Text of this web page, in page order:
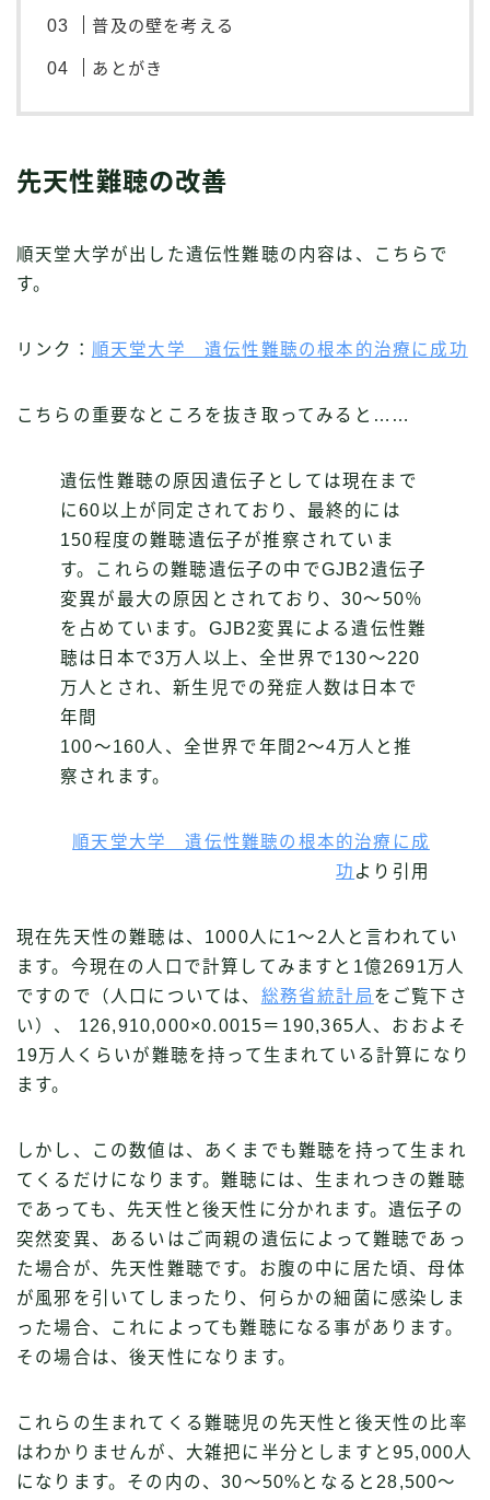
普及の壁を考える
あとがき
先天性難聴の改善
順天堂大学が出した遺伝性難聴の内容は、こちらで
す。
リンク： 順天堂大学 遺伝性難聴の根本的治療に成功
こちらの重要なところを抜き取ってみると……
遺伝性難聴の原因遺伝子としては現在まで
に60以上が同定されており、最終的には
150程度の難聴遺伝子が推察されていま
す。これらの難聴遺伝子の中でGJB2遺伝子
変異が最大の原因とされており、30～50％
を占めています。GJB2変異による遺伝性難
聴は日本で3万人以上、全世界で130～220
万人とされ、新生児での発症人数は日本で
年間
100～160人、全世界で年間2～4万人と推
察されます。
順天堂大学 遺伝性難聴の根本的治療に成
功 より引用
現在先天性の難聴は、1000人に1〜2人と言われてい
ます。今現在の人口で計算してみますと1億2691万人
ですので（人口については、 総務省統計局 をご覧下さ
い）、 126,910,000×0.0015＝190,365人、おおよそ
19万人くらいが難聴を持って生まれている計算になり
ます。
しかし、この数値は、あくまでも難聴を持って生まれ
てくるだけになります。難聴には、生まれつきの難聴
であっても、先天性と後天性に分かれます。遺伝子の
突然変異、あるいはご両親の遺伝によって難聴であっ
た場合が、先天性難聴です。お腹の中に居た頃、母体
が風邪を引いてしまったり、何らかの細菌に感染しま
った場合、これによっても難聴になる事があります。
その場合は、後天性になります。
これらの生まれてくる難聴児の先天性と後天性の比率
はわかりませんが、大雑把に半分としますと95,000人
になります。その内の、30〜50%となると28,500〜